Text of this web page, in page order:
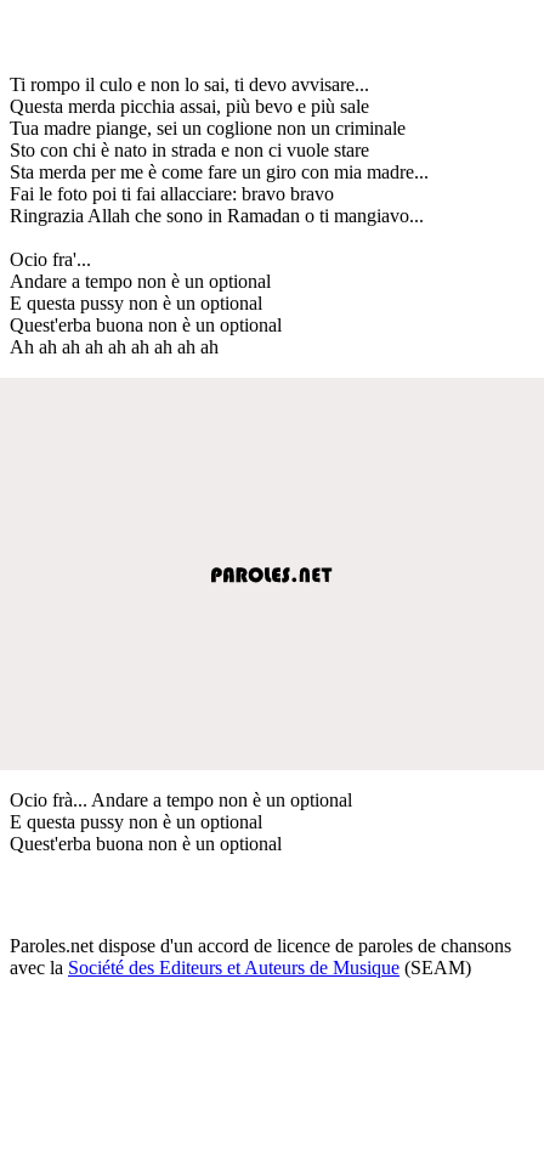
Ti rompo il culo e non lo sai, ti devo avvisare...
Questa merda picchia assai, più bevo e più sale
Tua madre piange, sei un coglione non un criminale
Sto con chi è nato in strada e non ci vuole stare
Sta merda per me è come fare un giro con mia madre...
Fai le foto poi ti fai allacciare: bravo bravo
Ringrazia Allah che sono in Ramadan o ti mangiavo...
Ocio fra'...
Andare a tempo non è un optional
E questa pussy non è un optional
Quest'erba buona non è un optional
Ah ah ah ah ah ah ah ah ah
Ocio frà... Andare a tempo non è un optional
E questa pussy non è un optional
Quest'erba buona non è un optional
Paroles.net dispose d'un accord de licence de paroles de chansons
avec la Société des Editeurs et Auteurs de Musique (SEAM)